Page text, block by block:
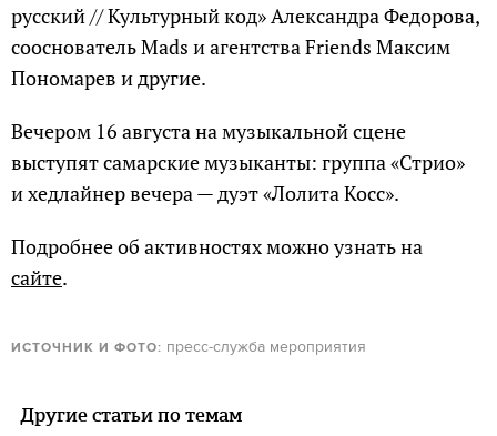
русский // Культурный код» Александра Федорова,
сооснователь Mads и агентства Friends Максим
Пономарев и другие.
Вечером 16 августа на музыкальной сцене
выступят самарские музыканты: группа «Стрио»
и хедлайнер вечера — дуэт «Лолита Косс».
Подробнее об активностях можно узнать на
сайте.
ИСТОЧНИК И ФОТО: пресс-служба мероприятия
Другие статьи по темам